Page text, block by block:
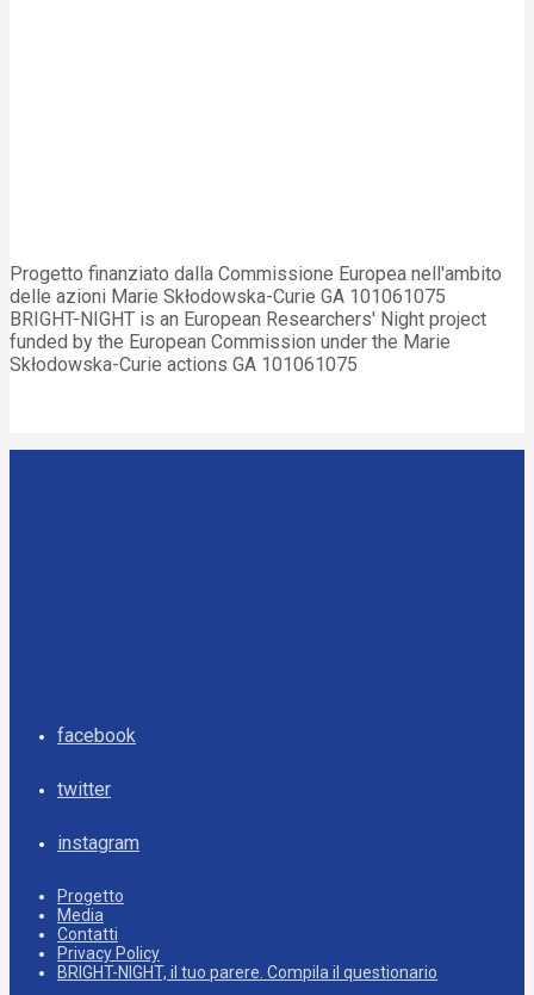
Progetto finanziato dalla Commissione Europea nell'ambito
delle azioni Marie Skłodowska-Curie GA 101061075
BRIGHT-NIGHT is an European Researchers' Night project
funded by the European Commission under the Marie
Skłodowska-Curie actions GA 101061075
facebook
twitter
instagram
Progetto
Media
Contatti
Privacy Policy
BRIGHT-NIGHT, il tuo parere. Compila il questionario